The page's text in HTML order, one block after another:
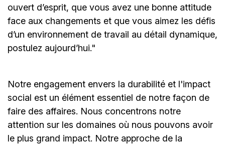
ouvert d’esprit, que vous avez une bonne attitude
face aux changements et que vous aimez les défis
d’un environnement de travail au détail dynamique,
postulez aujourd’hui."
Notre engagement envers la durabilité et l'impact
social est un élément essentiel de notre façon de
faire des affaires. Nous concentrons notre
attention sur les domaines où nous pouvons avoir
le plus grand impact. Notre approche de la